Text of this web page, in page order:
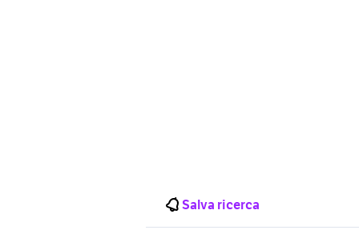
Salva ricerca